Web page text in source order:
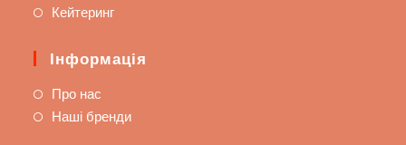
Кейтеринг
Інформація
Про нас
Наші бренди